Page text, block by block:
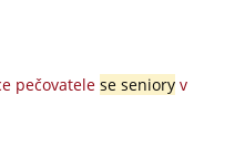
pečovatele se senioryv